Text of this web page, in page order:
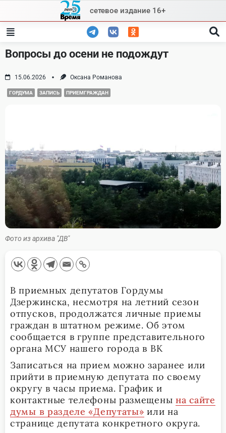
content
сетевое издание 16+
Вопросы до осени не подождут
15.06.2026 Оксана Романова
ГОРДУМА ЗАПИСЬ ПРИЕМГРАЖДАН
Фото из архива "ДВ"
В приемных депутатов Гордумы
Дзержинска, несмотря на летний сезон
отпусков, продолжатся личные приемы
граждан в штатном режиме. Об этом
сообщается в группе представительного
органа МСУ нашего города в ВК
Записаться на прием можно заранее или
прийти в приемную депутата по своему
округу в часы приема. График и
контактные телефоны размещены на сайте
думы в разделе «Депутаты» или на
странице депутата конкретного округа.